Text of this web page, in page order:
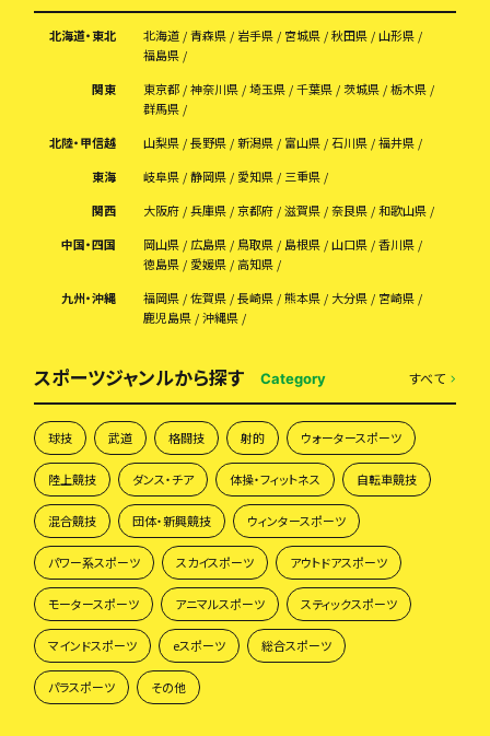
北海道・東北 北海道 青森県 岩手県 宮城県 秋田県
山形県
福島県
関東
東京都 神奈川県 埼玉県 千葉県 茨城県
栃木県
群馬県
北陸・甲信越
山梨県 長野県 新潟県 富山県 石川県
福井県
東海
岐阜県 静岡県 愛知県
三重県
関西
大阪府 兵庫県 京都府 滋賀県 奈良県
和歌山県
中国・四国
岡山県 広島県 鳥取県 島根県 山口県
香川県
徳島県
愛媛県
高知県
九州・沖縄
福岡県 佐賀県 長崎県 熊本県 大分県
宮崎県
鹿児島県
沖縄県
スポーツジャンルから探す Category すべて
球技 武道 格闘技 射的 ウォータースポーツ
陸上競技 ダンス・チア 体操・フィットネス 自転車競技
混合競技 団体・新興競技 ウィンタースポーツ
パワー系スポーツ スカイスポーツ アウトドアスポーツ
モータースポーツ アニマルスポーツ スティックスポーツ
マインドスポーツ eスポーツ 総合スポーツ
パラスポーツ その他